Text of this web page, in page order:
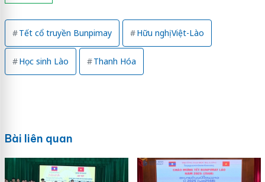
Tết cổ truyền Bunpimay Hữu nghị Việt-Lào
Học sinh Lào Thanh Hóa
Bài liên quan